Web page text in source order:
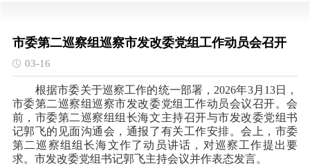
市委第二巡察组巡察市发改委党组工作动员会召开
03-16
根据市委关于巡察工作的统一部署，2026年3月13日，
市委第二巡察组巡察市发改委党组工作动员会议召开。会
前，市委第二巡察组组长海文主持召开与市发改委党组书
记郭飞的见面沟通会，通报了有关工作安排。会上，市委
第二巡察组组长海文作了动员讲话，对巡察工作提出要
求。市发改委党组书记郭飞主持会议并作表态发言。